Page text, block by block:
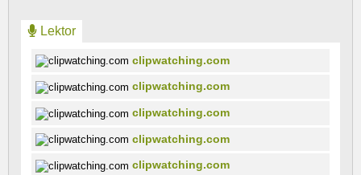
Lektor
clipwatching.com
clipwatching.com
clipwatching.com
clipwatching.com
clipwatching.com